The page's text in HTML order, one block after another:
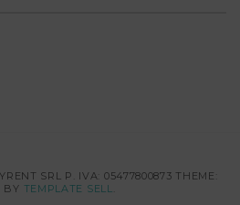
SRL P. IVA: 05477800873 THEME:
BY TEMPLATE SELL